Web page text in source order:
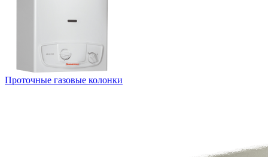
Проточные газовые колонки